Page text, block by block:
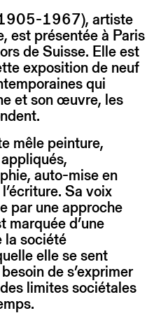
1967), artiste
est présentée à Paris
de Suisse. Elle est
exposition de neuf
qui
et son œuvre, les
mêle peinture,
auto-mise en
Sa voix
par une approche
marquée d’une
la société
elle se sent
de s’exprimer
limites sociétales